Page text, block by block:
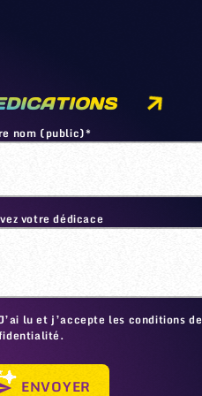
nom (public)*
votre dédicace
lu et j’accepte les conditions de
ENVOYER